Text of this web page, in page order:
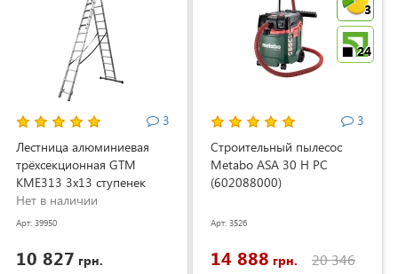
3
Лестница алюминиевая
трёхсекционная GTM
KME313 3x13 ступенек
3.53-8.93м (KME313)
Нет в наличии
Арт: 39950
10 827 грн.
3
24
3
Строительный пылесос
Metabo ASA 30 H PC
(602088000)
Арт: 3526
14 888 грн. 20 346